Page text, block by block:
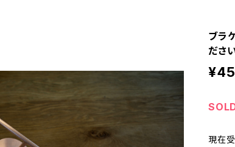
ブラ
ださい
現在受